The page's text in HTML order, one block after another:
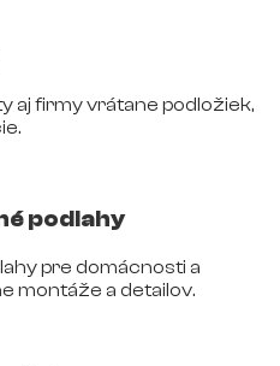
aj firmy vrátane podložiek,
podlahy
pre domácnosti a
montáže a detailov.